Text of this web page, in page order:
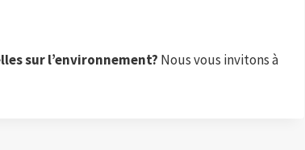
sur l’environnement? Nous vous invitons à